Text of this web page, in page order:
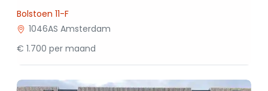
Bolstoen 11-F
1046AS Amsterdam
€ 1.700 per maand